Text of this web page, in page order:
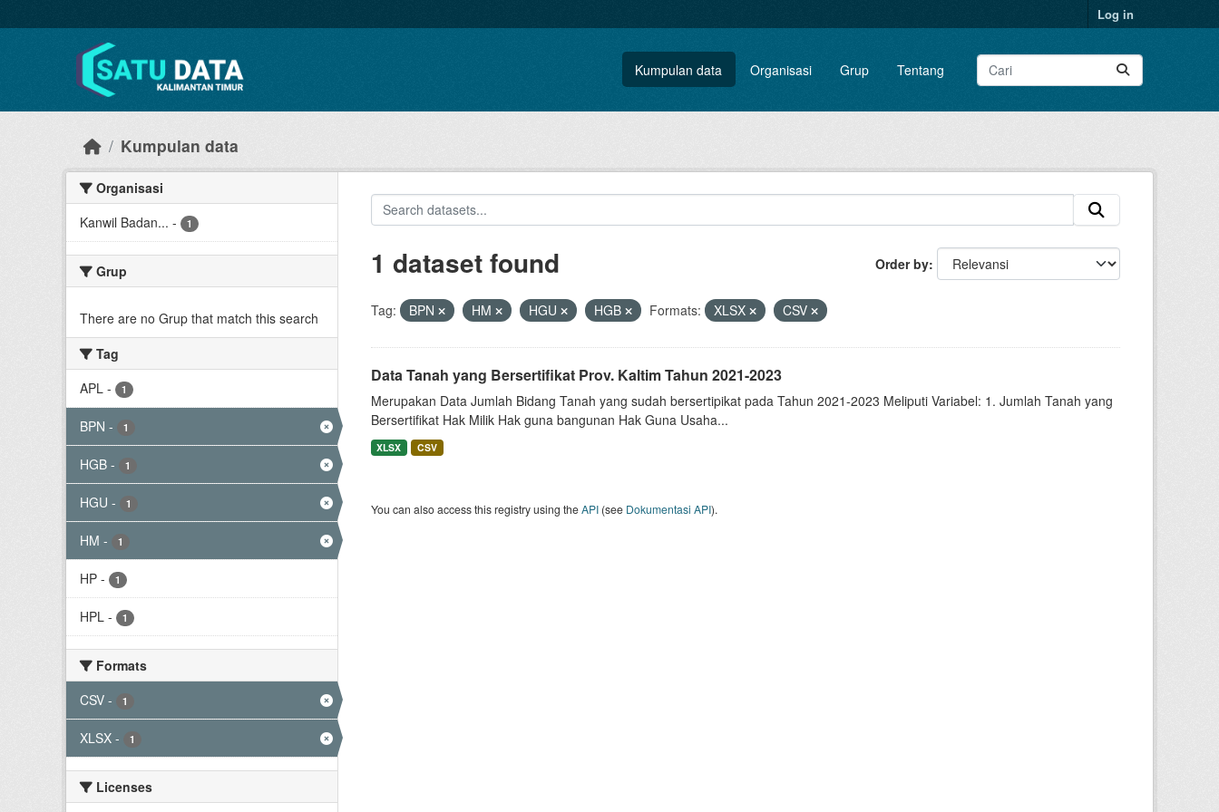
Log in
Kumpulan data Organisasi Grup Tentang
Kumpulan data
Organisasi
Kanwil Badan... - 1
Grup
There are no Grup that match this search
Tag
APL - 1
BPN - 1
HGB - 1
HGU - 1
HM - 1
HP - 1
HPL - 1
Formats
CSV - 1
XLSX - 1
Licenses
Order by
1 dataset found
Tag: BPN HM HGU HGB Formats: XLSX CSV
Data Tanah yang Bersertifikat Prov. Kaltim Tahun 2021-2023
Merupakan Data Jumlah Bidang Tanah yang sudah bersertipikat pada Tahun 2021-2023 Meliputi Variabel: 1. Jumlah Tanah yang
Bersertifikat Hak Milik Hak guna bangunan Hak Guna Usaha...
XLSX CSV
You can also access this registry using theAPI(see Dokumentasi API).